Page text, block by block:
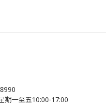
期一至五10:00-17:00